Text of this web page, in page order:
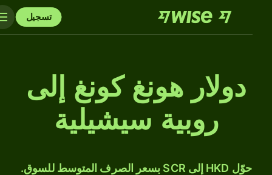
تسجيل
دولار هونغ كونغ إلى
روبية سيشيلية
حوّل HKD إلى SCR بسعر الصرف المتوسط للسوق.